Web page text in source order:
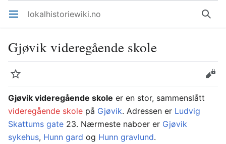
Åpne hovedmenyen lokalhistoriewiki.no Søk
Gjøvik videregående skole
Overvåk
Rediger
Gjøvik videregående skole er en stor, sammenslått
videregående skole på Gjøvik. Adressen er Ludvig
Skattums gate 23. Nærmeste naboer er Gjøvik
sykehus, Hunn gard og Hunn gravlund.